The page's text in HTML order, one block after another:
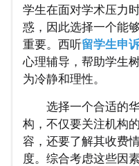
学生在面对学术压力
惑，因此选择一个能
重要。西听留学生申
心理辅导，帮助学生
为冷静和理性。
选择一个合适的华
构，不仅要关注机构
容，还要了解其收费
度。综合考虑这些因